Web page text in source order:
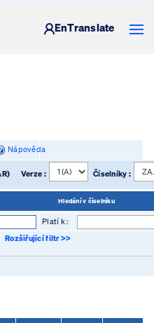
ČESKÉ REPUBLIKY
EnTranslate
Nápověda
Verze : Číselníky :
Hledání v číselníku
Platí k :
Rozšiřující filtr >>